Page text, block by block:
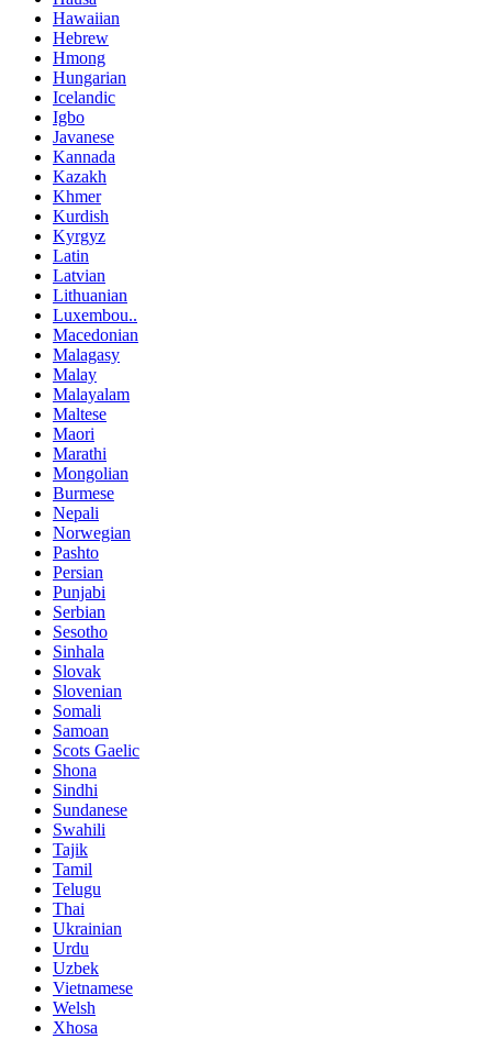
Hawaiian
Hebrew
Hmong
Hungarian
Icelandic
Igbo
Javanese
Kannada
Kazakh
Khmer
Kurdish
Kyrgyz
Latin
Latvian
Lithuanian
Luxembou..
Macedonian
Malagasy
Malay
Malayalam
Maltese
Maori
Marathi
Mongolian
Burmese
Nepali
Norwegian
Pashto
Persian
Punjabi
Serbian
Sesotho
Sinhala
Slovak
Slovenian
Somali
Samoan
Scots Gaelic
Shona
Sindhi
Sundanese
Swahili
Tajik
Tamil
Telugu
Thai
Ukrainian
Urdu
Uzbek
Vietnamese
Welsh
Xhosa